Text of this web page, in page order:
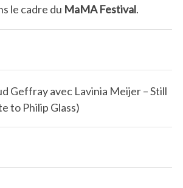
le cadre du MaMA Festival.
Geffray avec Lavinia Meijer – Still
to Philip Glass)